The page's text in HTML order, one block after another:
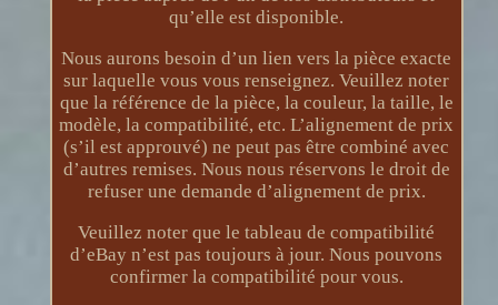
qu’elle est disponible.
Nous aurons besoin d’un lien vers la pièce exacte
sur laquelle vous vous renseignez. Veuillez noter
que la référence de la pièce, la couleur, la taille, le
modèle, la compatibilité, etc. L’alignement de prix
(s’il est approuvé) ne peut pas être combiné avec
d’autres remises. Nous nous réservons le droit de
refuser une demande d’alignement de prix.
Veuillez noter que le tableau de compatibilité
d’eBay n’est pas toujours à jour. Nous pouvons
confirmer la compatibilité pour vous.